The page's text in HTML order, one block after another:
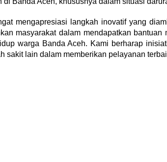
mengapresiasi langkah inovatif yang
masyarakat dalam mendapatkan
warga Banda Aceh. Kami berharap
sakit lain dalam memberikan pelayanan